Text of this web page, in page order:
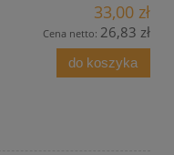
33,00 zł
Cena netto: 26,83 zł
do koszyka